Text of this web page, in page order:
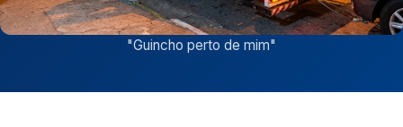
"Guincho perto de mim"